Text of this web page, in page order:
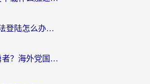
300大作战国外无法登陆怎么办？海外玩家亲测有效的解决指南
法国怎么玩我的勇者？海外党国服游戏不卡攻略，附3款热门游戏加速实测